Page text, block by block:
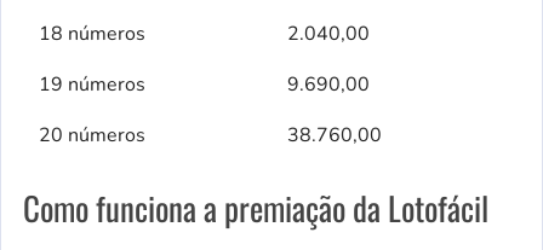
18 números
2.040,00
19 números
9.690,00
20 números
38.760,00
Como funciona a premiação da Lotofácil